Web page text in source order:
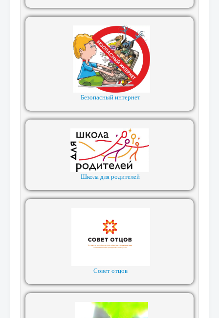
Безопасный интернет
Школа для родителей
Совет отцов